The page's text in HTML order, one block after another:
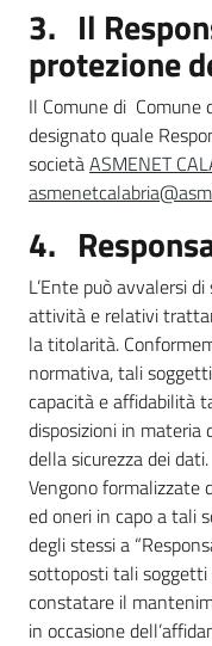
3. Il
protezione
Il Comune di Comune
designato quale
societàASMENET
4.
L’Ente può avvalersi
attività e relativi
la titolarità.
normativa, tali
capacità e affidabilità
disposizioni in
della sicurezza dei dati.
Vengono formalizzate
ed oneri in capo a tali
degli stessi a
sottoposti tali soggetti
constatare il
in occasione